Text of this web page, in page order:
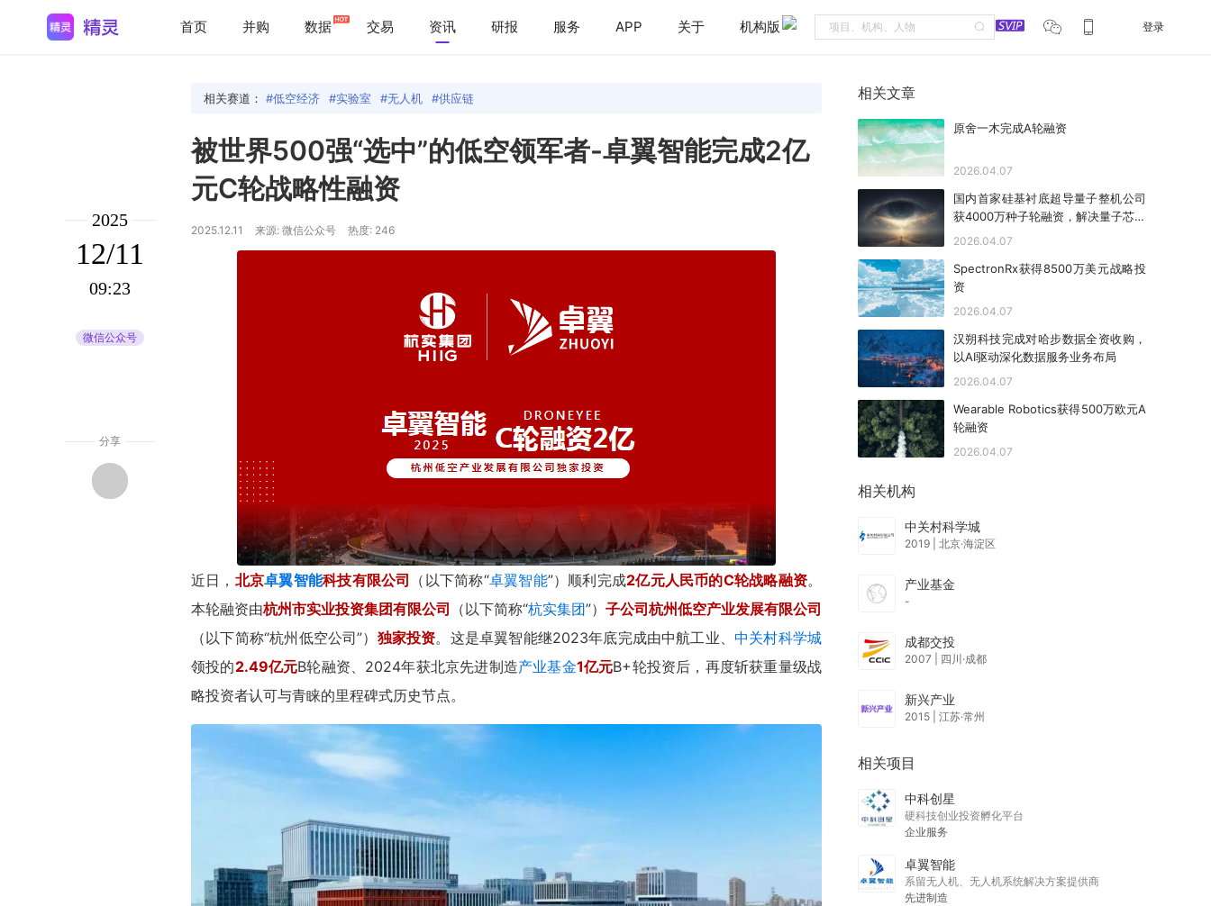
首页 并购 数据 交易 资讯 研报 服务 APP 关于 机构版 登录
2025
12/11
09:23
微信公众号
分享
相关赛道： 低空经济 实验室 无人机 供应链
被世界500强“选中”的低空领军者-卓翼智能完成2亿
元C轮战略性融资
2025.12.11 来源: 微信公众号 热度: 246
近日， 北京卓翼智能科技有限公司 （以下简称“卓翼智能”）顺利完成2亿元人民币的C轮战略融资。
本轮融资由杭州市实业投资集团有限公司 （以下简称“杭实集团”） 子公司杭州低空产业发展有限公司
（以下简称“杭州低空公司”） 独家投资。这是卓翼智能继2023年底完成由中航工业、中关村科学城
领投的2.49亿元B轮融资、2024年获北京先进制造产业基金1亿元B+轮投资后，再度斩获重量级战
略投资者认可与青睐的里程碑式历史节点。
相关文章
原舍一木完成A轮融资
2026.04.07
国内首家硅基衬底超导量子整机公司
获4000万种子轮融资，解决量子芯片
工程化难题
2026.04.07
SpectronRx获得8500万美元战略投
资
2026.04.07
汉朔科技完成对哈步数据全资收购，
以AI驱动深化数据服务业务布局
2026.04.07
Wearable Robotics获得500万欧元A
轮融资
2026.04.07
相关机构
中关村科学城
2019 北京·海淀区
产业基金
-
成都交投
2007 四川·成都
新兴产业
2015 江苏·常州
相关项目
中科创星
硬科技创业投资孵化平台
企业服务
卓翼智能
系留无人机、无人机系统解决方案提供商
先进制造